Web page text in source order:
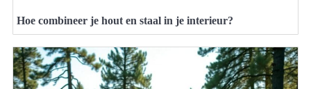
Hoe combineer je hout en staal in je interieur?